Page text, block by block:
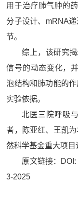
用于治疗肺气肿的
分子设计、mRNA
节。
综上，该研究
信号的动态变化，
泡结构和肺功能的
实验依据。
北医三院呼吸
者，陈亚红、王凯
然科学基金重大项目
原文链接：
3-2025